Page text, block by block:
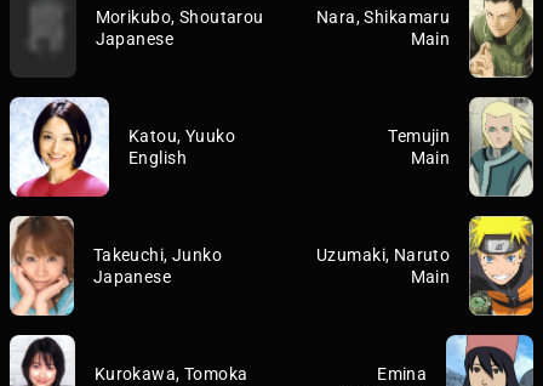
Morikubo, Shoutarou
Japanese
Nara, Shikamaru
Main
Katou, Yuuko
English
Temujin
Main
Takeuchi, Junko
Japanese
Uzumaki, Naruto
Main
Kurokawa, Tomoka
Emina